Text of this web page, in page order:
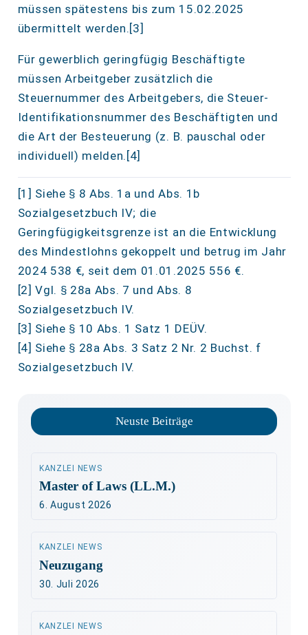
müssen spätestens bis zum 15.02.2025
übermittelt werden.[3]
Für gewerblich geringfügig Beschäftigte
müssen Arbeitgeber zusätzlich die
Steuernummer des Arbeitgebers, die Steuer-
Identifikationsnummer des Beschäftigten und
die Art der Besteuerung (z. B. pauschal oder
indivi­duell) melden.[4]
[1] Siehe § 8 Abs. 1a und Abs. 1b
Sozialgesetzbuch IV; die
Geringfügigkeitsgrenze ist an die Entwicklung
des Mindestlohns gekoppelt und betrug im Jahr
2024 538 €, seit dem 01.01.2025 556 €.
[2] Vgl. § 28a Abs. 7 und Abs. 8
Sozialgesetzbuch IV.
[3] Siehe § 10 Abs. 1 Satz 1 DEÜV.
[4] Siehe § 28a Abs. 3 Satz 2 Nr. 2 Buchst. f
Sozialgesetzbuch IV.
Neuste Beiträge
KANZLEI NEWS
Master of Laws (LL.M.)
6. August 2026
KANZLEI NEWS
Neuzugang
30. Juli 2026
KANZLEI NEWS